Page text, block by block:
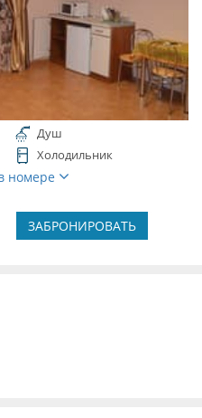
Душ
Холодильник
номере
ЗАБРОНИРОВАТЬ